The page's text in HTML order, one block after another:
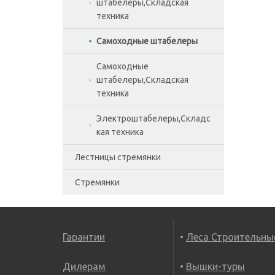
Тележки
подъемные,Складская
весами,Складская техника
штабелеры,Складская
техника
Самоходные штабелеры
Самоходные
штабелеры,Складская
техника
Электроштабелеры,Складс
кая техника
Лестницы стремянки
Лестницы двухсекционные
Лестницы приставные
Лестницы трехсекционные
Стремянки
Стремянки алюминиевые
Стремянки двухсторонние
Гарантии
Дилерам
Леса
Вышки-туры